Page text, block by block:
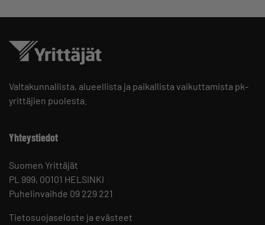
Valtakunnallista, alueellista ja paikallista vaikuttamista pk-
yrittäjien puolesta.
Yhteystiedot
Suomen Yrittäjät
PL 999, 00101 HELSINKI
Puhelinvaihde 09 229 221
Tietosuojaseloste ja evästeet